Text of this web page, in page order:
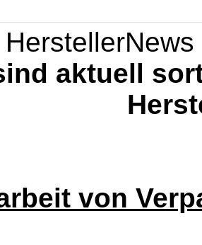
aktuell
von